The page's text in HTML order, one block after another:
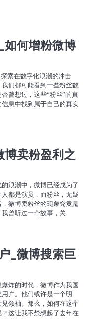
如何增粉微博
索在数字化浪潮的冲击
们都可能看到一些粉丝数
曾想过，这些“粉丝”的真
息中找到属于自己的真实
博卖粉盈利之
浪潮中，微博已经成为了
都是演员，而粉丝，无疑
微博卖粉丝的现象究竟是
曾听过一个故事，关
_微博搜索巨
炸的时代，微博作为我国
户。他们或许是一个明
领袖。那么，如何在这个
这让我不禁想起了去年在